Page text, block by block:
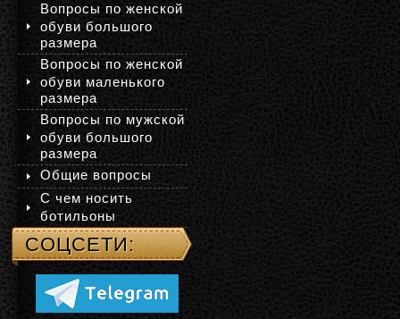
Вопросы по женской
обуви большого
размера
Вопросы по женской
обуви маленького
размера
Вопросы по мужской
обуви большого
размера
Общие вопросы
С чем носить
ботильоны
СОЦСЕТИ: